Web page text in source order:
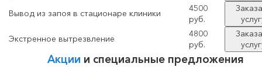
Вывод из запоя в стационаре клиники
4500
руб.
Экстренное вытрезвление
4800
руб.
Акции и специальные предложения